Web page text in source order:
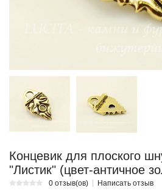
Концевик для плоского
"Листик" (цвет-античное
0 отзыв(ов) Написать отзыв